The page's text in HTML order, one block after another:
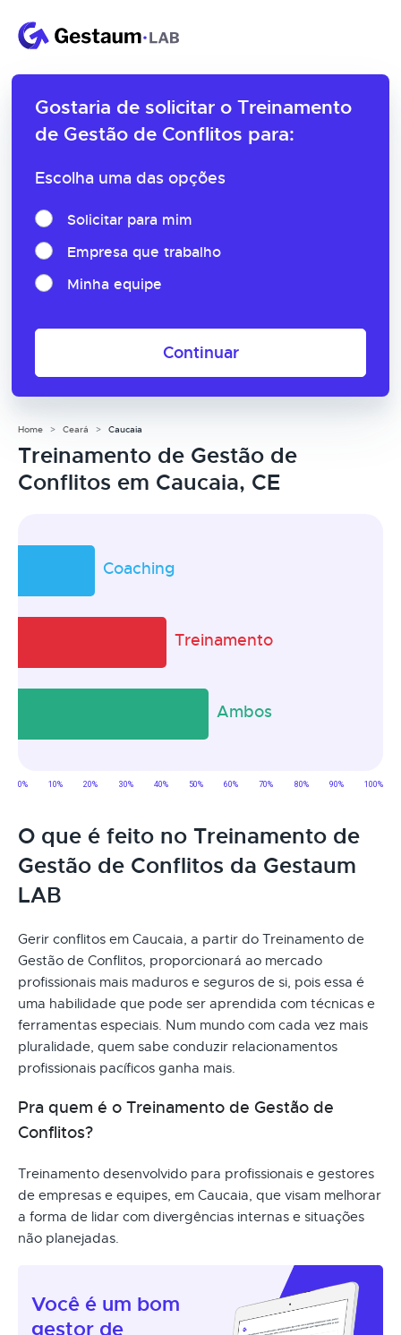
Gostaria de solicitar o Treinamento
de Gestão de Conflitos para:
Escolha uma das opções
Solicitar para mim
Empresa que trabalho
Minha equipe
Continuar
Home Ceará Caucaia
Treinamento de Gestão de
Conflitos em Caucaia, CE
O que é feito no Treinamento de
Gestão de Conflitos da Gestaum
LAB
Gerir conflitos em Caucaia, a partir do Treinamento de
Gestão de Conflitos, proporcionará ao mercado
profissionais mais maduros e seguros de si, pois essa é
uma habilidade que pode ser aprendida com técnicas e
ferramentas especiais. Num mundo com cada vez mais
pluralidade, quem sabe conduzir relacionamentos
profissionais pacíficos ganha mais.
Pra quem é o Treinamento de Gestão de
Conflitos?
Treinamento desenvolvido para profissionais e gestores
de empresas e equipes, em Caucaia, que visam melhorar
a forma de lidar com divergências internas e situações
não planejadas.
Você é um bom
gestor de